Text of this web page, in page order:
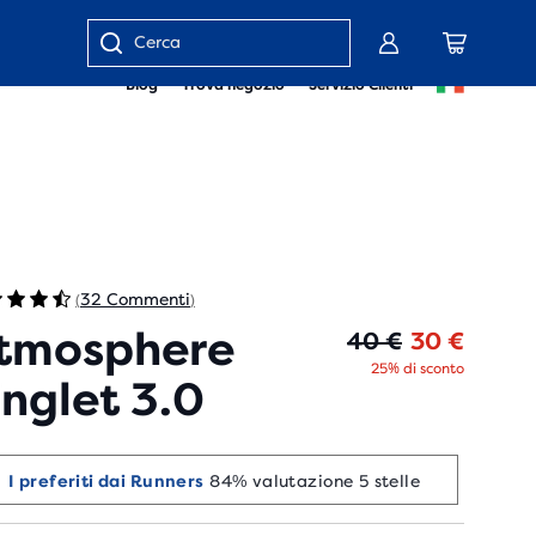
Blog Trova negozio Servizio Clienti
Inserisci
parola
(32 Commenti)
3.0
40 € 30 €
25% di sconto
I preferiti dai Runners 84% valutazione 5 stelle